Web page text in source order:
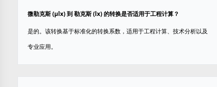
微勒克斯 (µlx) 到 勒克斯 (lx) 的转换是否适用于工程计算？
是的。该转换基于标准化的转换系数，适用于工程计算、技术分析以及
专业应用。